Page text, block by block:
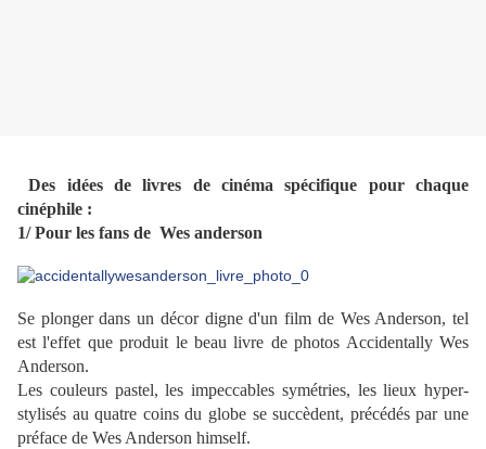
Des idées de livres de cinéma spécifique pour chaque
cinéphile :
1/ Pour les fans de Wes anderson
Se plonger dans un décor digne d'un film de Wes Anderson, tel
est l'effet que produit le beau livre de photos Accidentally Wes
Anderson.
Les couleurs pastel, les impeccables symétries, les lieux hyper-
stylisés au quatre coins du globe se succèdent, précédés par une
préface de Wes Anderson himself.